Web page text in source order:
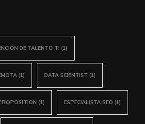
DE TALENTO TI (1)
(1) DATA SCIENTIST (1)
(1) ESPECIALISTA SEO (1)